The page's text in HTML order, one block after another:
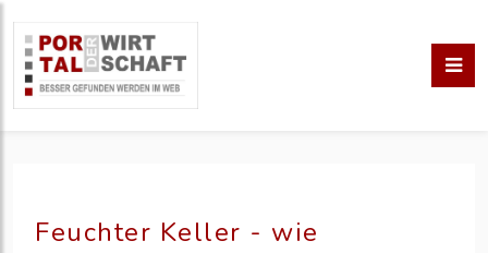
Feuchter Keller - wie